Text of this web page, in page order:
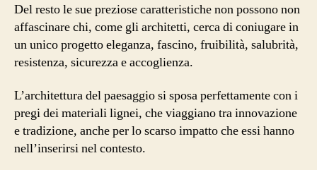
Del resto le sue preziose caratteristiche non possono non
affascinare chi, come gli architetti, cerca di coniugare in
un unico progetto eleganza, fascino, fruibilità, salubrità,
resistenza, sicurezza e accoglienza.
L’architettura del paesaggio si sposa perfettamente con i
pregi dei materiali lignei, che viaggiano tra innovazione
e tradizione, anche per lo scarso impatto che essi hanno
nell’inserirsi nel contesto.